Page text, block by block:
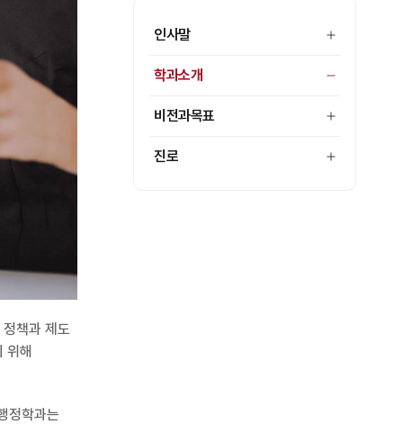
인사말
학과소개
비전과목표
진로
책과 제도
위해
정학과는